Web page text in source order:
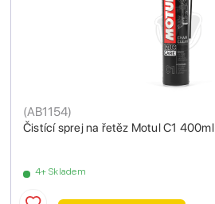
Čistící sprej na řetěz Motul C1 400ml
(AB1154)
4+ Skladem